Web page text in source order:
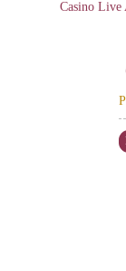
Casino Live